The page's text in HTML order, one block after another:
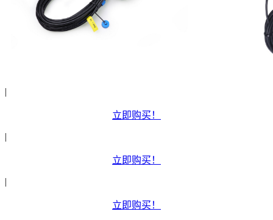
|
立即购买！
|
立即购买！
|
立即购买！